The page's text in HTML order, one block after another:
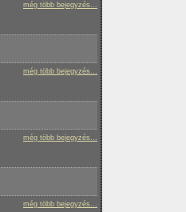
még több bejegyzés...
még több bejegyzés...
még több bejegyzés...
még több bejegyzés...